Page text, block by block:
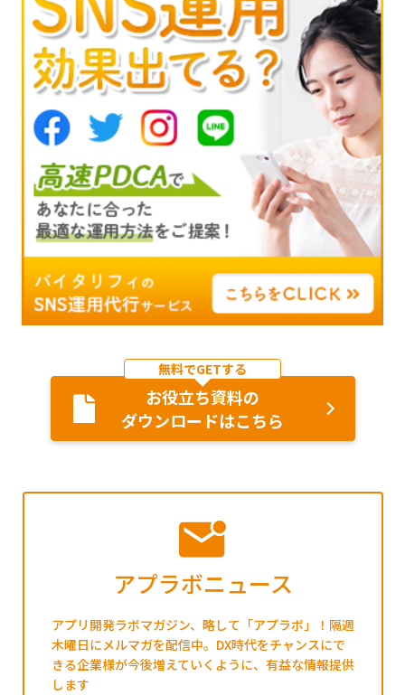
お役立ち資料の
ダウンロードはこちら
無料でGETする
アプラボニュース
アプリ開発ラボマガジン、略して「アプラボ」！隔週
木曜日にメルマガを配信中。DX時代をチャンスにで
きる企業様が今後増えていくように、有益な情報提供
します